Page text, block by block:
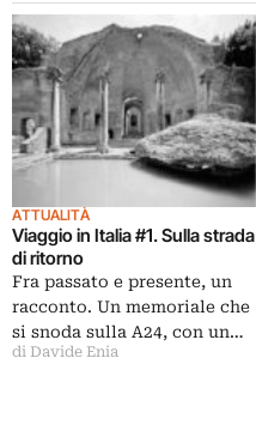
ATTUALITÀ
Viaggio in Italia #1. Sulla strada
di ritorno
Fra passato e presente, un
racconto. Un memoriale che
si snoda sulla A24, con un…
di Davide Enia